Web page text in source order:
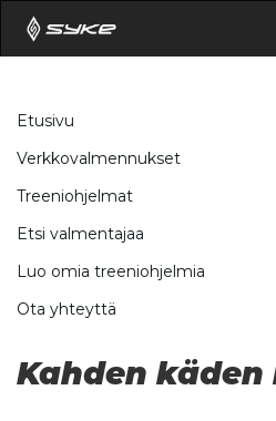
Etusivu
Verkkovalmennukset
Treeniohjelmat
Etsi valmentajaa
Luo omia treeniohjelmia
Ota yhteyttä
Kahden